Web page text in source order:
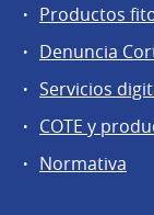
Productos
Denuncia
Servicios
COTE y
Normativa